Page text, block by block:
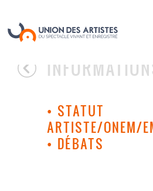
• STATUT
ARTISTE/ONEM/
• DÉBATS